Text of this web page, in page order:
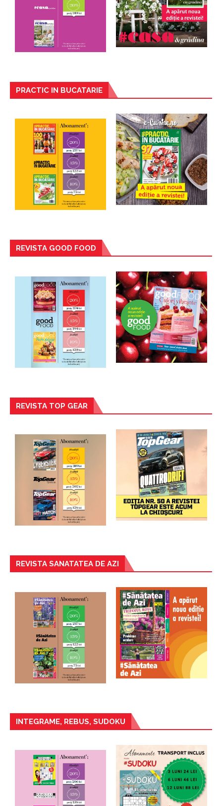
PRACTIC IN BUCATARIE
REVISTA GOOD FOOD
REVISTA TOP GEAR
REVISTA SANATATEA DE AZI
INTEGRAME, REBUS, SUDOKU